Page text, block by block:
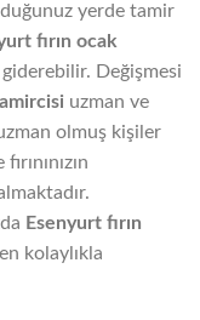
yerde tamir
fırın ocak
giderebilir. Değişmesi
uzman ve
olmuş kişiler
Esenyurt fırın
kolaylıkla